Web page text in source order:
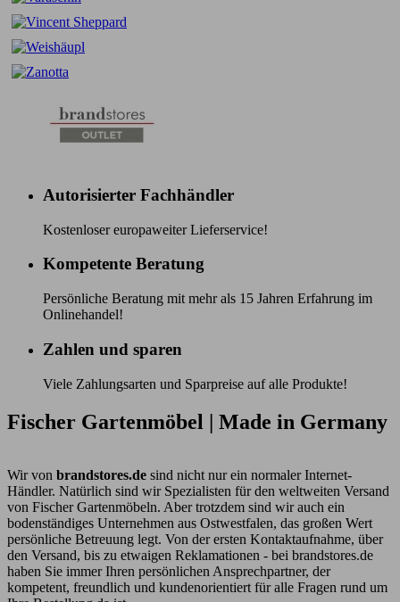
Autorisierter Fachhändler
Kostenloser europaweiter Lieferservice!
Kompetente Beratung
Persönliche Beratung mit mehr als 15 Jahren Erfahrung im
Onlinehandel!
Zahlen und sparen
Viele Zahlungsarten und Sparpreise auf alle Produkte!
Fischer Gartenmöbel | Made in Germany
Wir von brandstores.de sind nicht nur ein normaler Internet-
Händler. Natürlich sind wir Spezialisten für den weltweiten Versand
von Fischer Gartenmöbeln. Aber trotzdem sind wir auch ein
bodenständiges Unternehmen aus Ostwestfalen, das großen Wert
persönliche Betreuung legt. Von der ersten Kontaktaufnahme, über
den Versand, bis zu etwaigen Reklamationen - bei brandstores.de
haben Sie immer Ihren persönlichen Ansprechpartner, der
kompetent, freundlich und kundenorientiert für alle Fragen rund um